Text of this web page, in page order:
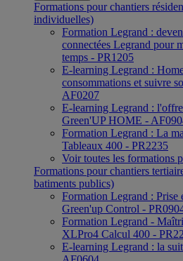
Formations pour chantiers
individuelles)
Formation Legrand :
connectées Legrand pour
temps - PR1205
E-learning Legrand :
consommations et suivre
AF0207
E-learning Legrand :
Green'UP HOME -
Formation Legrand : La
Tableaux 400 - PR2235
Voir toutes les formations
Formations pour chantiers
batiments publics)
Formation Legrand : Prise
Green'up Control -
Formation Legrand -
XLPro4 Calcul 400 -
E-learning Legrand : la